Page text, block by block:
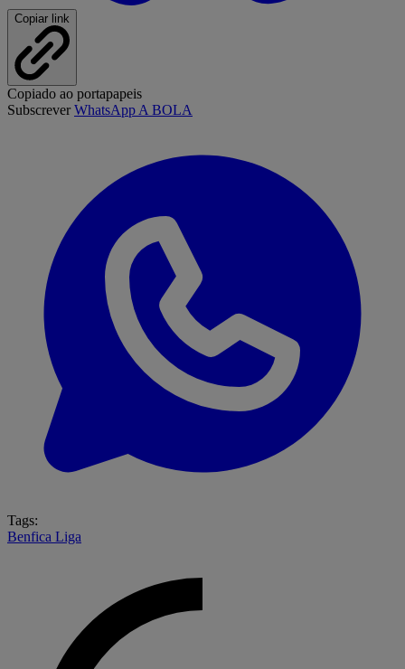
Copiar link
Copiado ao portapapeis
SubscreverWhatsApp A BOLA
Tags:
Benfica Liga